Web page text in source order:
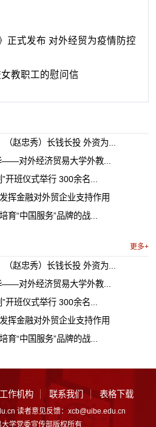
》正式发布 对外经贸为疫情防控
教职工的慰问信
（赵忠秀）长钱长投 外资为...
——对外经济贸易大学外教...
开班仪式举行 300余名...
挥金融对外贸企业支持作用
育“中国服务”品牌的战...
更多+
（赵忠秀）长钱长投 外资为...
对外经济贸易大学外教...
开班仪式举行 300余名...
挥金融对外贸企业支持作用
育“中国服务”品牌的战...
工作机构 联系我们 表格下载
读者意见反馈：xcb@uibe.edu.cn
学党委宣传部版权所有